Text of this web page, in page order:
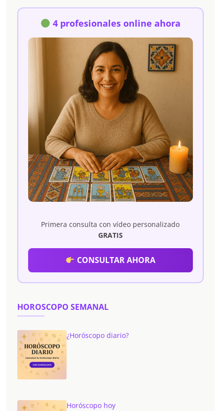
4 profesionales online ahora
Primera consulta con vídeo personalizado
GRATIS
CONSULTAR AHORA
HOROSCOPO SEMANAL
¿Horóscopo diario?
Horóscopo hoy